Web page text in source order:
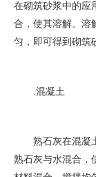
在砌筑砂浆中的应
合，使其溶解。溶
匀，即可得到砌筑
2. 混凝土
熟石灰在混凝
熟石灰与水混合，